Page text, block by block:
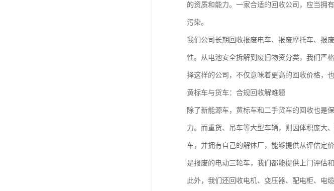
的资质和能力。一家合适的回收公司，应当拥
污染。
我们公司长期回收报废电车、报废摩托车、报
性。从电池安全拆解到废旧物资分类，我们严
择这样的公司，不仅意味着更高的回收价格，
黄标车与货车：合规回收解难题
除了新能源车，黄标车和二手货车的回收也是
力。而重货、吊车等大型车辆，则因体积庞大
车，并拥有自己的解体厂，能够提供从评估定
是报废的电动三轮车，我们都能提供上门评估
此外，我们还回收电机、变压器、配电柜、电